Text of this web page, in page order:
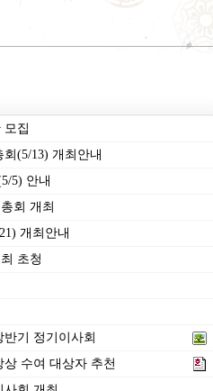
모집
(5/13) 개최안내
5) 안내
회 개최
개최안내
초청
기 정기이사회
수여 대상자 추천